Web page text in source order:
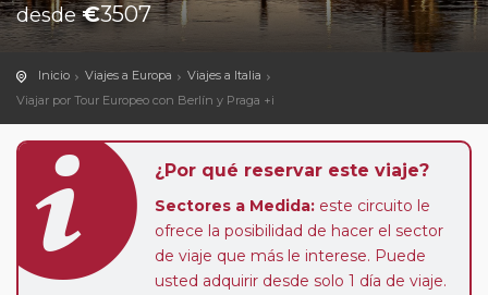
desde€3507
Inicio Viajes a Europa
Viajes a Italia
Viajar por Tour Europeo con Berlín y Praga +i
¿Por qué reservar este viaje?
Sectores a Medida: este circuito le
ofrece la posibilidad de hacer el sector
de viaje que más le interese. Puede
usted adquirir desde solo 1 día de viaje.